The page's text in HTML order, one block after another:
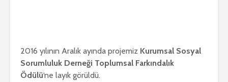
2016 yılının Aralık ayında projemiz Kurumsal Sosyal
Sorumluluk Derneği Toplumsal Farkındalık
Ödülü‘ne layık görüldü.